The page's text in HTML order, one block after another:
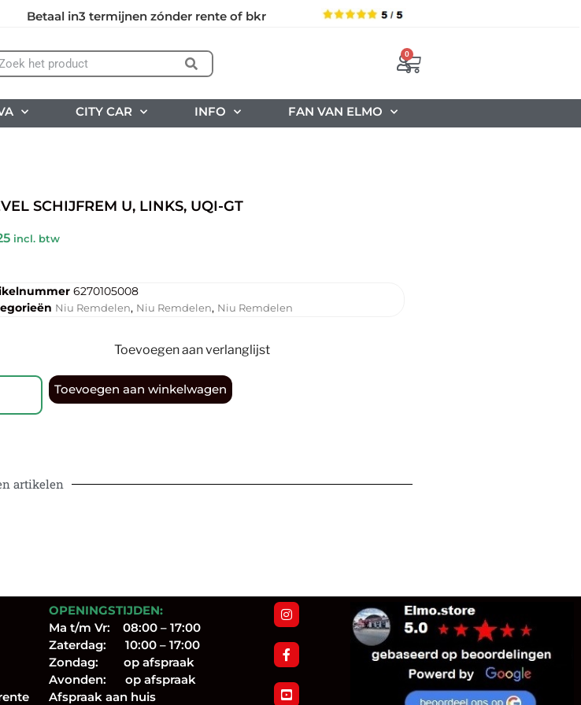
Betaal in3 termijnen zónder rente of bkr
0
CITY CAR INFO FAN VAN ELMO
SCHIJFREM U, LINKS, UQI-GT
incl. btw
6270105008
Niu Remdelen, Niu Remdelen, Niu Remdelen
Toevoegen aan verlanglijst
Toevoegen aan winkelwagen
artikelen
OPENINGSTIJDEN:
Ma t/m Vr: 08:00 – 17:00
Zaterdag: 10:00 – 17:00
Zondag: op afspraak
Avonden: op afspraak
Afspraak aan huis